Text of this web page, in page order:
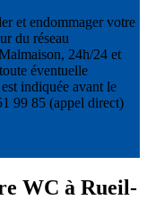
et endommager votre
du réseau
24h/24 et
éventuelle
indiquée avant le
99 85 (appel direct)
WC à Rueil-